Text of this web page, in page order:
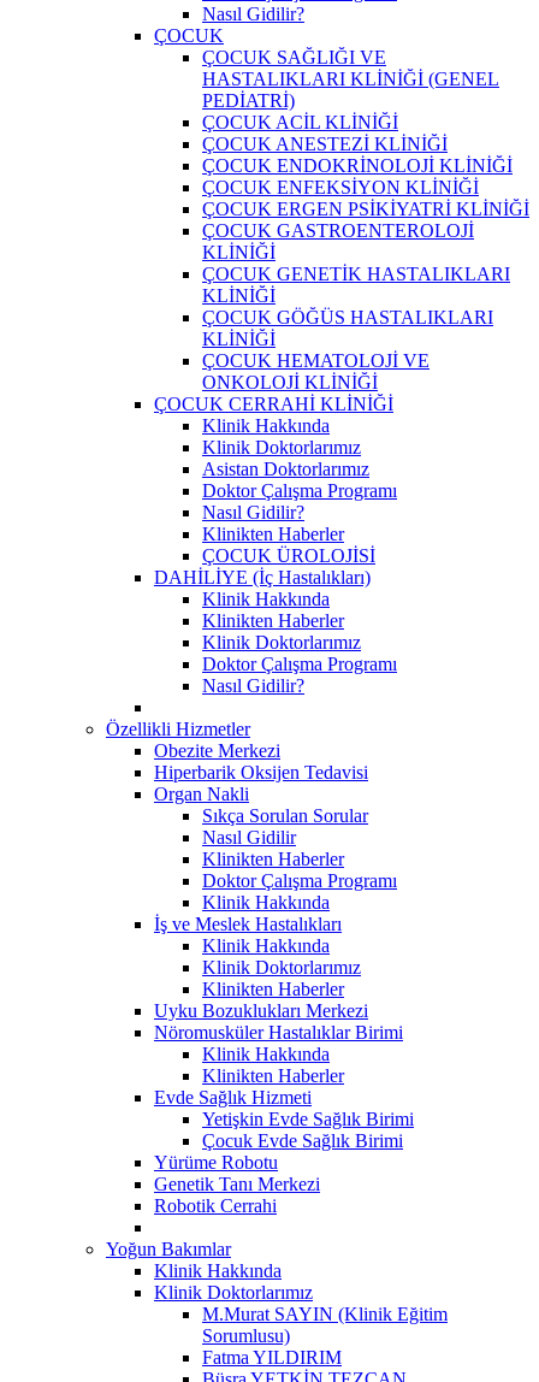
Nasıl Gidilir?
ÇOCUK
ÇOCUK SAĞLIĞI VE
HASTALIKLARI KLİNİĞİ (GENEL
PEDİATRİ)
ÇOCUK ACİL KLİNİĞİ
ÇOCUK ANESTEZİ KLİNİĞİ
ÇOCUK ENDOKRİNOLOJİ KLİNİĞİ
ÇOCUK ENFEKSİYON KLİNİĞİ
ÇOCUK ERGEN PSİKİYATRİ KLİNİĞİ
ÇOCUK GASTROENTEROLOJİ
KLİNİĞİ
ÇOCUK GENETİK HASTALIKLARI
KLİNİĞİ
ÇOCUK GÖĞÜS HASTALIKLARI
KLİNİĞİ
ÇOCUK HEMATOLOJİ VE
ONKOLOJİ KLİNİĞİ
ÇOCUK CERRAHİ KLİNİĞİ
Klinik Hakkında
Klinik Doktorlarımız
Asistan Doktorlarımız
Doktor Çalışma Programı
Nasıl Gidilir?
Klinikten Haberler
ÇOCUK ÜROLOJİSİ
DAHİLİYE (İç Hastalıkları)
Klinik Hakkında
Klinikten Haberler
Klinik Doktorlarımız
Doktor Çalışma Programı
Nasıl Gidilir?
Özellikli Hizmetler
Obezite Merkezi
Hiperbarik Oksijen Tedavisi
Organ Nakli
Sıkça Sorulan Sorular
Nasıl Gidilir
Klinikten Haberler
Doktor Çalışma Programı
Klinik Hakkında
İş ve Meslek Hastalıkları
Klinik Hakkında
Klinik Doktorlarımız
Klinikten Haberler
Uyku Bozuklukları Merkezi
Nöromusküler Hastalıklar Birimi
Klinik Hakkında
Klinikten Haberler
Evde Sağlık Hizmeti
Yetişkin Evde Sağlık Birimi
Çocuk Evde Sağlık Birimi
Yürüme Robotu
Genetik Tanı Merkezi
Robotik Cerrahi
Yoğun Bakımlar
Klinik Hakkında
Klinik Doktorlarımız
M.Murat SAYIN (Klinik Eğitim
Sorumlusu)
Fatma YILDIRIM